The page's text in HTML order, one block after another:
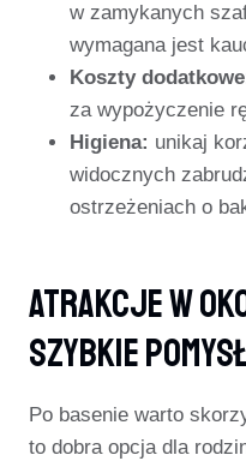
w zamykanych
wymagana jest
Koszty
za wypożyczenie
Higiena: unikaj
widocznych
ostrzeżeniach o
Atrakcje W
Szybkie
Po basenie warto
to dobra opcja dla